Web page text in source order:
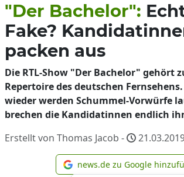
"Der Bachelor":
Fake?
packen aus
Die RTL-Show "Der Bachelor" gehört
Repertoire des deutschen
wieder werden Schummel-Vorwürfe
brechen die Kandidatinnen endlich
Erstellt von Thomas Jacob -
news.de
news.de zu Google